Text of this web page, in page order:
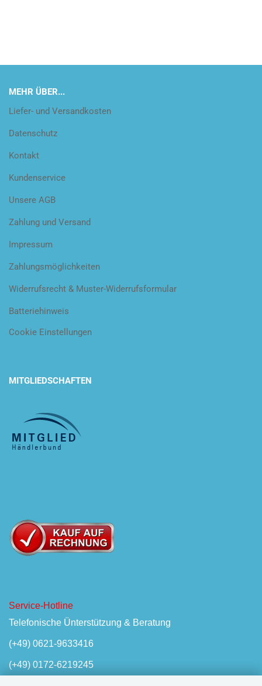
MEHR ÜBER...
Liefer- und Versandkosten
Datenschutz
Kontakt
Kundenservice
Unsere AGB
Zahlung und Versand
Impressum
Zahlungsmöglichkeiten
Widerrufsrecht & Muster-Widerrufsformular
Batteriehinweis
Cookie Einstellungen
MITGLIEDSCHAFTEN
Service-Hotline
Telefonische Ünterstützung & Beratung
(+49) 0621-9633416
(+49) 0172-6219245